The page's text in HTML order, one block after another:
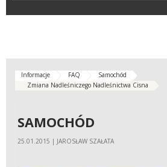
Informacje FAQ
Samochód
Zmiana Nadleśniczego Nadleśnictwa Cisna
SAMOCHÓD
25.01.2015 | JAROSŁAW SZAŁATA